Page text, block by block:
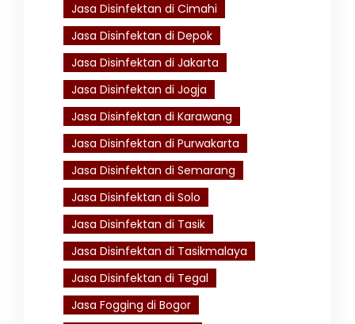
Jasa Disinfektan di Cimahi
Jasa Disinfektan di Depok
Jasa Disinfektan di Jakarta
Jasa Disinfektan di Jogja
Jasa Disinfektan di Karawang
Jasa Disinfektan di Purwakarta
Jasa Disinfektan di Semarang
Jasa Disinfektan di Solo
Jasa Disinfektan di Tasik
Jasa Disinfektan di Tasikmalaya
Jasa Disinfektan di Tegal
Jasa Fogging di Bogor